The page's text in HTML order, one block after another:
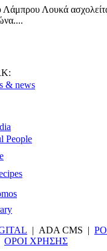
Λάμπρου Λουκά
| ADA CMS |
ΟΡΟΙ ΧΡΗΣΗΣ